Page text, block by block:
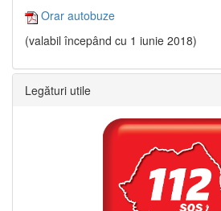
Orar autobuze
(valabil începând cu 1 iunie 2018)
Legături utile